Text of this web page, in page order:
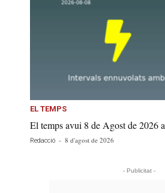
EL TEMPS
El temps avui 8 de Agost de 2026
Redacció - 8 d'agost de 2026
- Publicitat -